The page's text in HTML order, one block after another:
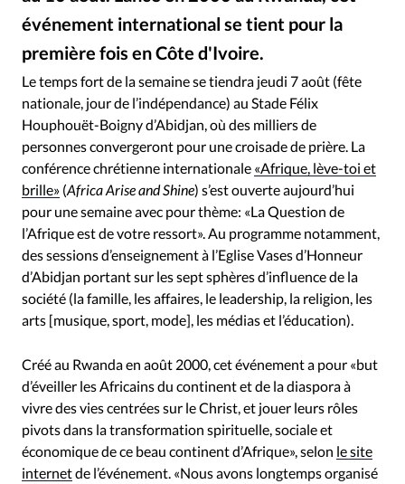
RUBRIQUES
Toute l'actualité Bible Culture
Eglises
Histoire Laicité
Liberté religieuse
Mission
Monde People Politique
Religions
Société
événement international se tient pour la
première fois en Côte d'Ivoire.
©Kod B – Wikimedia / Le stade Stade Félix-Houphouët-Boigny, qui accueille l'événement
Le temps fort de la semaine se tiendra jeudi 7 août (fête
nationale, jour de l’indépendance) au Stade Félix
Houphouët-Boigny d’Abidjan, où des milliers de
personnes convergeront pour une croisade de prière. La
conférence chrétienne internationale «Afrique, lève-toi et
brille» (Africa Arise and Shine) s’est ouverte aujourd’hui
pour une semaine avec pour thème: «La Question de
l’Afrique est de votre ressort». Au programme notamment,
des sessions d’enseignement à l’Eglise Vases d’Honneur
d’Abidjan portant sur les sept sphères d’influence de la
société (la famille, les affaires, le leadership, la religion, les
arts [musique, sport, mode], les médias et l’éducation).
Créé au Rwanda en août 2000, cet événement a pour «but
d’éveiller les Africains du continent et de la diaspora à
vivre des vies centrées sur le Christ, et jouer leurs rôles
pivots dans la transformation spirituelle, sociale et
économique de ce beau continent d’Afrique», selon le site
internetde l’événement. «Nous avons longtemps organisé